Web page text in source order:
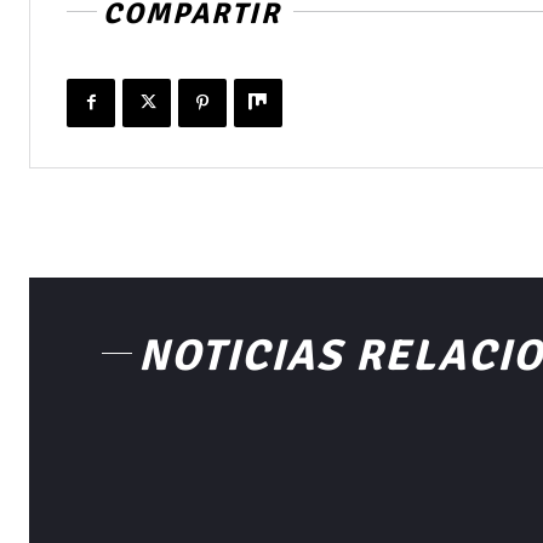
COMPARTIR
NOTICIAS